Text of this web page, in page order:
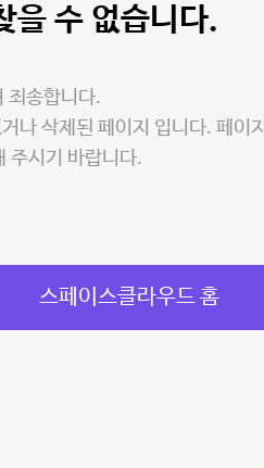
을 수 없습니다.
죄송합니다.
나 삭제된 페이지 입니다. 페이지
주시기 바랍니다.
스페이스클라우드 홈